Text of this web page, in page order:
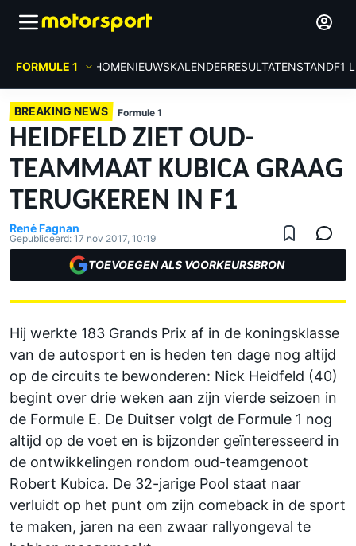
FORMULE 1 HOMENIEUWSKALENDERRESULTATENSTANDF1
BREAKING NEWS Formule 1
HEIDFELD ZIET OUD-
TEAMMAAT KUBICA GRAAG
TERUGKEREN IN F1
René Fagnan
Gepubliceerd: 17 nov 2017, 10:19
TOEVOEGEN ALS VOORKEURSBRON
Hij werkte 183 Grands Prix af in de koningsklasse
van de autosport en is heden ten dage nog altijd
op de circuits te bewonderen: Nick Heidfeld (40)
begint over drie weken aan zijn vierde seizoen in
de Formule E. De Duitser volgt de Formule 1 nog
altijd op de voet en is bijzonder geïnteresseerd in
de ontwikkelingen rondom oud-teamgenoot
Robert Kubica. De 32-jarige Pool staat naar
verluidt op het punt om zijn comeback in de sport
te maken, jaren na een zwaar rallyongeval te